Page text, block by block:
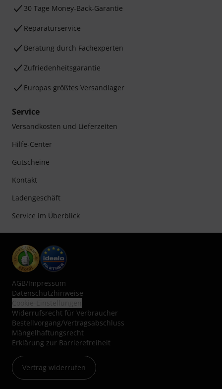
30 Tage Money-Back-Garantie
Reparaturservice
Beratung durch Fachexperten
Zufriedenheitsgarantie
Europas größtes Versandlager
Service
Versandkosten und Lieferzeiten
Hilfe-Center
Gutscheine
Kontakt
Ladengeschäft
Service im Überblick
AGB/Impressum
Datenschutzhinweise
Widerrufsrecht für Verbraucher
Bestellvorgang/Vertragsabschluss
Mängelhaftungsrecht
Erklärung zur Barrierefreiheit
Vertrag widerrufen